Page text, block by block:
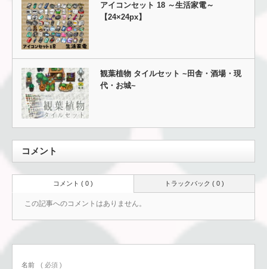
アイコンセット 18 ～生活家電～
【24×24px】
観葉植物 タイルセット ~田舎・酒場・現
代・お城~
コメント
トラックバック ( 0 )
コメント ( 0 )
この記事へのコメントはありません。
名前 ( 必須 )